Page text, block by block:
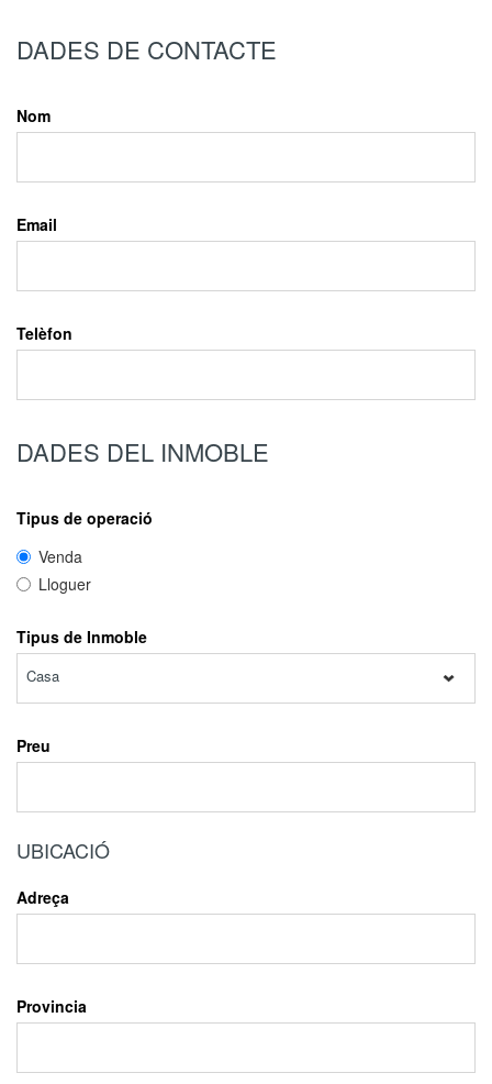
DADES DE CONTACTE
Nom
Email
Telèfon
DADES DEL INMOBLE
Tipus de operació
Venda
Lloguer
Tipus de Inmoble
Casa
Preu
UBICACIÓ
Adreça
Provincia